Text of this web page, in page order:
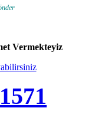
Vermekteyiz